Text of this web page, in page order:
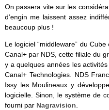
On passera vite sur les
d’engin me laissent assez
beaucoup plus !
Le logiciel “middleware” du
Canal+ par NDS, cette filiale du
y a quelques années les
Canal+ Technologies. NDS
Issy les Moulineaux y
logicielle. Sinon, le système de
fourni par Nagravision